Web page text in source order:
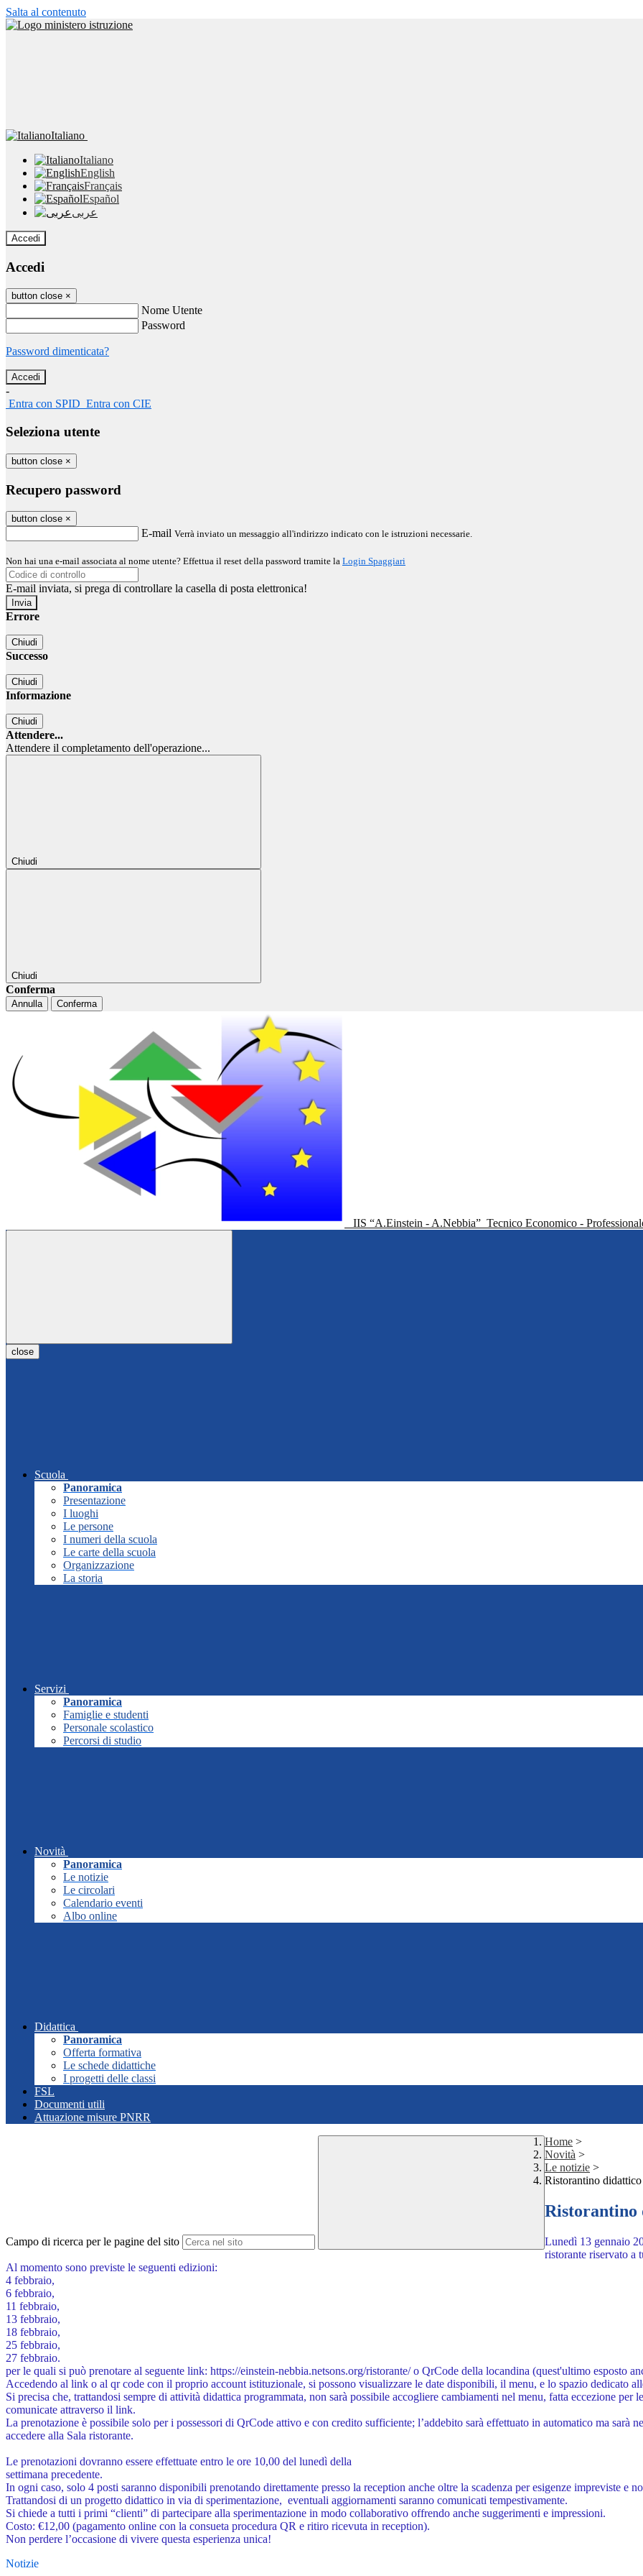
Salta al contenuto
Italiano
Italiano
English
Français
Español
عربى
Accedi
Accedi
button close ×
Nome Utente
Password
Password dimenticata?
-
Entra con SPID Entra con CIE
Seleziona utente
button close ×
Recupero password
button close ×
E-mail Verrà inviato un messaggio all'indirizzo indicato con le istruzioni necessarie.
Non hai una e-mail associata al nome utente? Effettua il reset della password tramite la Login Spaggiari
E-mail inviata, si prega di controllare la casella di posta elettronica!
Errore
Chiudi
Successo
Chiudi
Informazione
Chiudi
Attendere...
Attendere il completamento dell'operazione...
Chiudi
Chiudi
Conferma
Annulla Conferma
IIS “A.Einstein - A.Nebbia” Tecnico Economico -
close
Scuola
Panoramica
Presentazione
I luoghi
Le persone
I numeri della scuola
Le carte della scuola
Organizzazione
La storia
Servizi
Panoramica
Famiglie e studenti
Personale scolastico
Percorsi di studio
Novità
Panoramica
Le notizie
Le circolari
Calendario eventi
Albo online
Didattica
Panoramica
Offerta formativa
Le schede didattiche
I progetti delle classi
FSL
Documenti utili
Attuazione misure PNRR
Campo di ricerca per le pagine del sito
Home >
Novità >
Le notizie >
Ristorantino didattico
Ristorantino
Lunedì 13 gennaio
ristorante riservato a
Al momento sono previste le seguenti edizioni:
4 febbraio,
6 febbraio,
11 febbraio,
13 febbraio,
18 febbraio,
25 febbraio,
27 febbraio.
per le quali si può prenotare al seguente link: https://einstein-nebbia.netsons.org/ristorante/o QrCode della locandina (quest'ultimo esposto
Accedendo al link o al qr code con il proprio account istituzionale, si possono visualizzare le date disponibili, il menu, e lo spazio dedicato
Si precisa che, trattandosi sempre di attività didattica programmata, non sarà possibile accogliere cambiamenti nel menu, fatta eccezione per
comunicate attraverso il link.
La prenotazione è possibile solo per i possessori di QrCode attivo e con credito sufficiente; l’addebito sarà effettuato in automatico ma sarà
accedere alla Sala ristorante.
Le prenotazioni dovranno essere effettuate entro le ore 10,00 del lunedì della
settimana precedente.
In ogni caso, solo 4 posti saranno disponibili prenotando direttamente presso la reception anche oltre la scadenza per esigenze impreviste e
Trattandosi di un progetto didattico in via di sperimentazione, eventuali aggiornamenti saranno comunicati tempestivamente.
Si chiede a tutti i primi “clienti” di partecipare alla sperimentazione in modo collaborativo offrendo anche suggerimenti e impressioni.
Costo: €12,00 (pagamento online con la consueta procedura QR e ritiro ricevuta in reception).
Non perdere l’occasione di vivere questa esperienza unica!
Notizie